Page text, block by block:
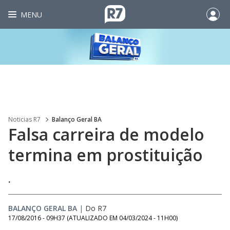
MENU
Noticias R7 Balanço Geral BA
Falsa carreira de modelo
termina em prostituição
.
BALANÇO GERAL BA | Do R7
17/08/2016 - 09H37 (ATUALIZADO EM 04/03/2024 - 11H00)